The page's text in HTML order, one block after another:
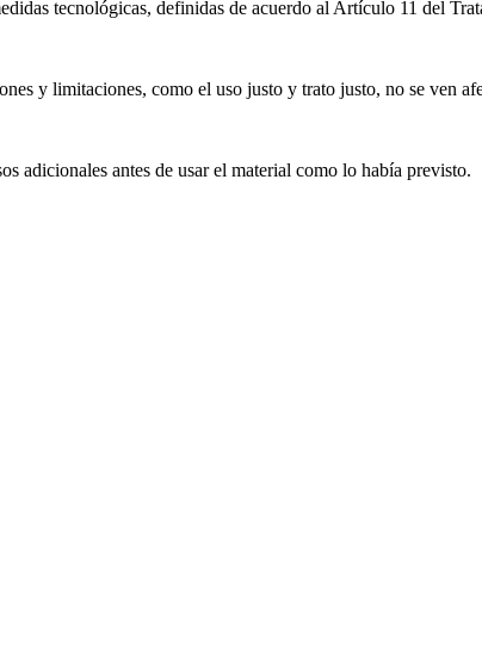
tecnológicas, definidas de acuerdo al Artículo 11 del
y limitaciones, como el uso justo y trato justo, no se ven
adicionales antes de usar el material como lo había previsto.